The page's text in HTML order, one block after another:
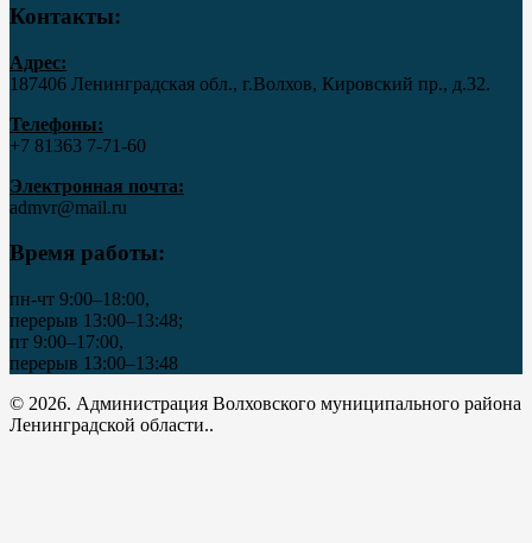
Контакты:
Адрес:
187406 Ленинградская обл., г.Волхов, Кировский пр., д.32.
Телефоны:
+7 81363 7‑71-60
Электронная почта:
admvr@mail.ru
Время работы:
пн-чт 9:00–18:00,
перерыв 13:00–13:48;
пт 9:00–17:00,
перерыв 13:00–13:48
© 2026. Администрация Волховского муниципального района
Ленинградской области..